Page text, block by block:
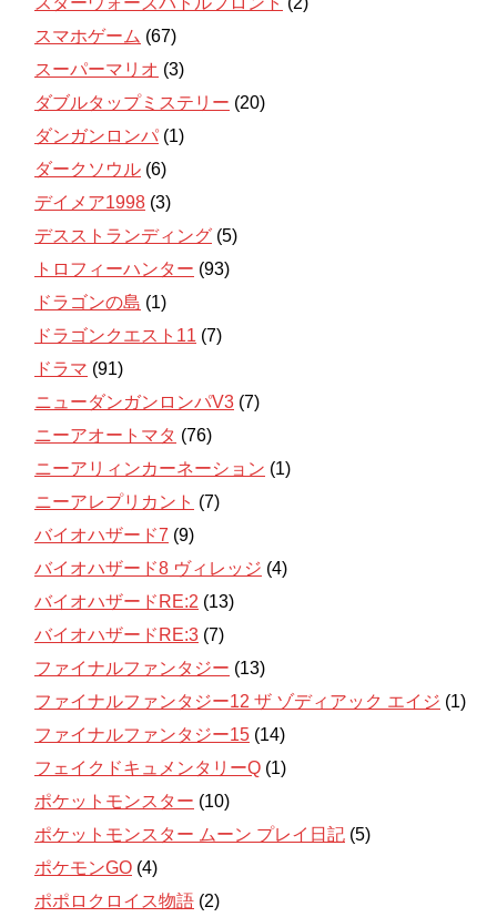
スマホゲーム (67)
スーパーマリオ (3)
ダブルタップミステリー (20)
ダンガンロンパ (1)
ダークソウル (6)
デイメア1998 (3)
デスストランディング (5)
トロフィーハンター (93)
ドラゴンの島 (1)
ドラゴンクエスト11 (7)
ドラマ (91)
ニューダンガンロンパV3 (7)
ニーアオートマタ (76)
ニーアリィンカーネーション (1)
ニーアレプリカント (7)
バイオハザード7 (9)
バイオハザード8 ヴィレッジ (4)
バイオハザードRE:2 (13)
バイオハザードRE:3 (7)
ファイナルファンタジー (13)
ファイナルファンタジー12 ザ ゾディアック エイジ (1)
ファイナルファンタジー15 (14)
フェイクドキュメンタリーQ (1)
ポケットモンスター (10)
ポケットモンスター ムーン プレイ日記 (5)
ポケモンGO (4)
ポポロクロイス物語 (2)